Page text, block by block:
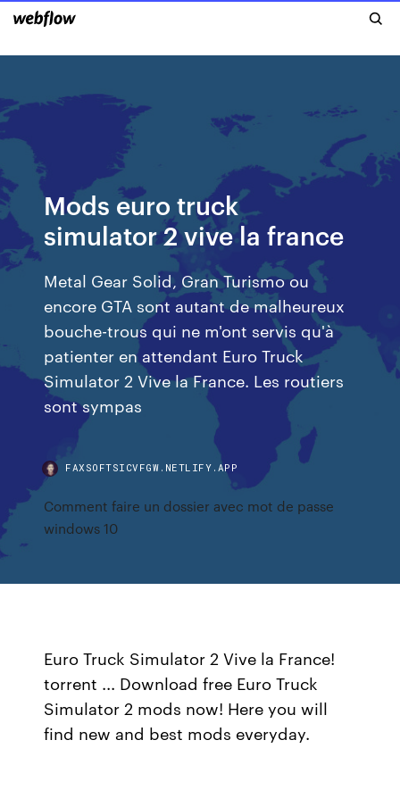
Mods euro truck
simulator 2 vive la france
Metal Gear Solid, Gran Turismo ou
encore GTA sont autant de malheureux
bouche-trous qui ne m'ont servis qu'à
patienter en attendant Euro Truck
Simulator 2 Vive la France. Les routiers
sont sympas
FAXSOFTSICVFGW.NETLIFY.APP
Comment faire un dossier avec mot de passe
windows 10
Euro Truck Simulator 2 Vive la France!
torrent ... Download free Euro Truck
Simulator 2 mods now! Here you will
find new and best mods everyday.